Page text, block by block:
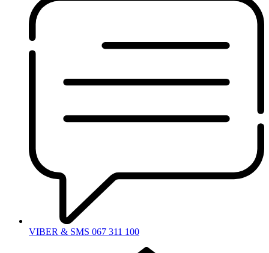
VIBER & SMS 067 311 100